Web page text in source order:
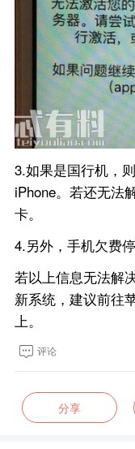
3.如果是国行机，
iPhone。若还无法
卡。
4.另外，手机欠费
若以上信息无法解
新系统，建议前往
上。
评论
分享